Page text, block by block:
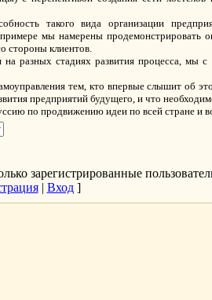
такого вида организации
мы намерены
стороны клиентов.
разных стадиях развития процесса, мы
тем, кто впервые слышит об
предприятий будущего, и что
по продвижению идеи по всей стране и
зарегистрированные
| Вход]